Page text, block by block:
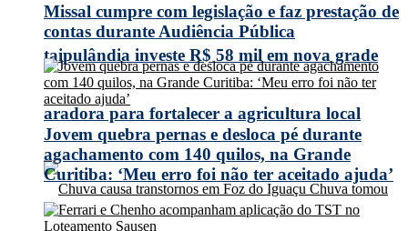
taipulândia investe R$ 58 mil em nova grade
aradora para fortalecer a agricultura local
Missal cumpre com legislação e faz prestação de
contas durante Audiência Pública
Jovem quebra pernas e desloca pé durante
agachamento com 140 quilos, na Grande
Curitiba: ‘Meu erro foi não ter aceitado ajuda’